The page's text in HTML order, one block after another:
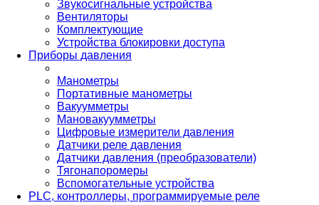
Звукосигнальные устройства
Вентиляторы
Комплектующие
Устройства блокировки доступа
Приборы давления
Манометры
Портативные манометры
Вакуумметры
Мановакуумметры
Цифровые измерители давления
Датчики реле давления
Датчики давления (преобразователи)
Тягонапоромеры
Вспомогательные устройства
PLС, контроллеры, программируемые реле